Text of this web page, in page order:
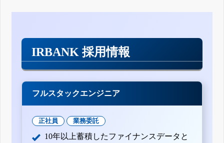
IRBANK 採用情報
フルスタックエンジニア
正社員 業務委託
10年以上蓄積したファイナンスデータと